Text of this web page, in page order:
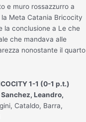
e muro rossazzurro a
Meta Catania Bricocity
la conclusione a Le che
che mandava alle
nonostante il quarto
1-1 (0-1 p.t.)
Sanchez, Leandro,
Cataldo, Barra,